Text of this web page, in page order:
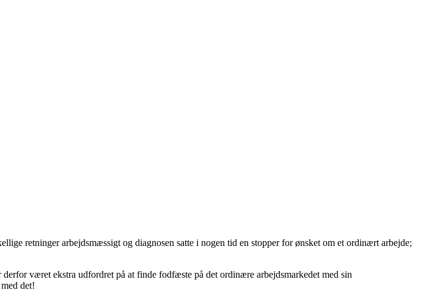
retninger arbejdsmæssigt og diagnosen satte i nogen tid en stopper for ønsket om et ordinært arbejde;
været ekstra udfordret på at finde fodfæste på det ordinære arbejdsmarkedet med sin
det!